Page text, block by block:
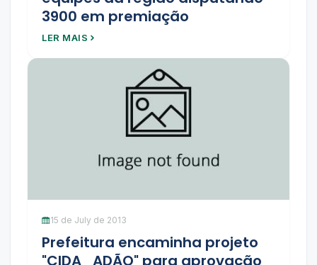
3900 em premiação
LER MAIS
15 de July de 2013
Prefeitura encaminha projeto
"CIDA_ADÃO" para aprovação